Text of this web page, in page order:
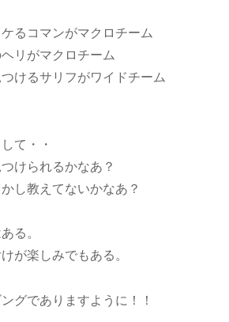
るコマンがマクロチーム
リがマクロチーム
けるサリフがワイドチーム
て・・
けられるかなあ？
し教えてないかなあ？
る。
が楽しみでもある。
グでありますように！！